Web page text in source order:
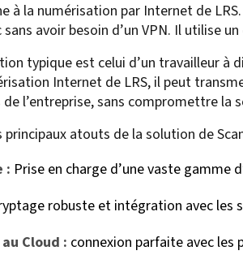
à la numérisation par Internet de
sans avoir besoin d’un VPN. Il utilise
typique est celui d’un travailleur
Internet de LRS, il peut
l’entreprise, sans compromettre la
principaux atouts de la solution de
: Prise en charge d’une vaste
robuste et intégration avec les
Cloud : connexion parfaite avec les